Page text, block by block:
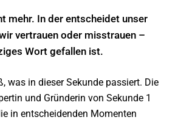
mehr. In der entscheidet unser
vertrauen oder misstrauen –
Wort gefallen ist.
was in dieser Sekunde passiert. Die
und Gründerin von Sekunde 1
in entscheidenden Momenten